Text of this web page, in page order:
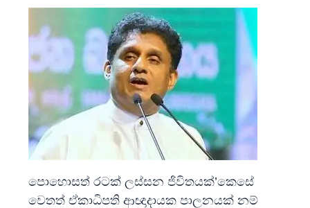
පොහොසත් රටක් ලස්සන ජිවිතයක්’කෙසේ
වෙතත් ඒකාධිපති ආඥාදායක පාලනයක් නම්